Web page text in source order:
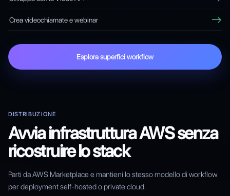
Crea videochiamate e webinar
Esplora superfici workflow
DISTRIBUZIONE
Avvia infrastruttura AWS senza
ricostruire lo stack
Parti da AWS Marketplace e mantieni lo stesso modello di workflow
per deployment self-hosted o private cloud.